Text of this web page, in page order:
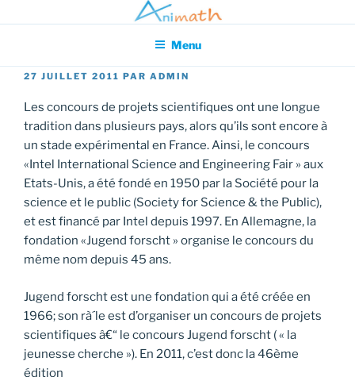
au
principal
Association pour l'Animation en Mathématiques
Menu
PUBLIÉ
27 JUILLET 2011 PAR ADMIN
Les concours de projets scientifiques ont une longue
tradition dans plusieurs pays, alors qu’ils sont encore à
un stade expérimental en France. Ainsi, le concours
«Intel International Science and Engineering Fair » aux
Etats-Unis, a été fondé en 1950 par la Société pour la
science et le public (Society for Science & the Public),
et est financé par Intel depuis 1997. En Allemagne, la
fondation «Jugend forscht » organise le concours du
même nom depuis 45 ans.
Jugend forscht est une fondation qui a été créée en
1966; son rà´le est d’organiser un concours de projets
scientifiques â€“ le concours Jugend forscht ( « la
jeunesse cherche »). En 2011, c’est donc la 46ème
édition